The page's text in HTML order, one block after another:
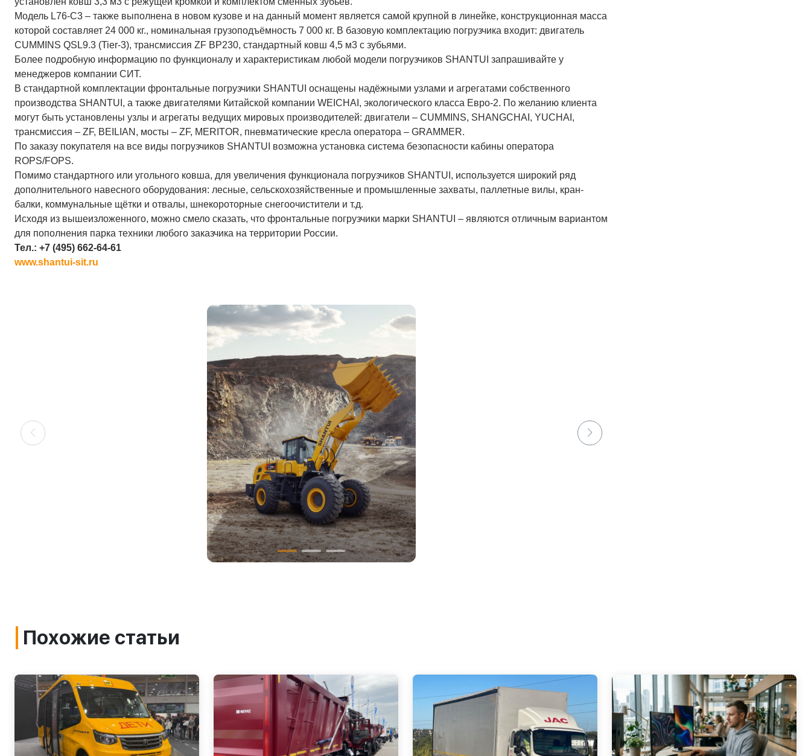
Модель L76-C3 – также выполнена в новом кузове и на данный момент является самой крупной в линейке, конструкционная масса
которой составляет 24 000 кг., номинальная грузоподъёмность 7 000 кг. В базовую комплектацию погрузчика входит: двигатель
CUMMINS QSL9.3 (Tier-3), трансмиссия ZF BP230, стандартный ковш 4,5 м3 с зубьями.
Более подробную информацию по функционалу и характеристикам любой модели погрузчиков SHANTUI запрашивайте у
менеджеров компании СИТ.
В стандартной комплектации фронтальные погрузчики SHANTUI оснащены надёжными узлами и агрегатами собственного
производства SHANTUI, а также двигателями Китайской компании WEICHAI, экологического класса Евро-2. По желанию клиента
могут быть установлены узлы и агрегаты ведущих мировых производителей: двигатели – CUMMINS, SHANGCHAI, YUCHAI,
трансмиссия – ZF, BEILIAN, мосты – ZF, MERITOR, пневматические кресла оператора – GRAMMER.
По заказу покупателя на все виды погрузчиков SHANTUI возможна установка система безопасности кабины оператора
ROPS/FOPS.
Помимо стандартного или угольного ковша, для увеличения функционала погрузчиков SHANTUI, используется широкий ряд
дополнительного навесного оборудования: лесные, сельскохозяйственные и промышленные захваты, паллетные вилы, кран-
балки, коммунальные щётки и отвалы, шнекороторные снегоочистители и т.д.
Исходя из вышеизложенного, можно смело сказать, что фронтальные погрузчики марки SHANTUI – являются отличным вариантом
для пополнения парка техники любого заказчика на территории России.
Тел.: +7 (495) 662-64-61
www.shantui-sit.ru
Похожие статьи